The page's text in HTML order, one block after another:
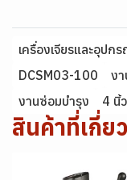
เครื่องเจียรและอุปก
DCSM03-100
งา
งานซ่อมบำรุง
4 นิ้ว
สินค้าที่เกี่ย